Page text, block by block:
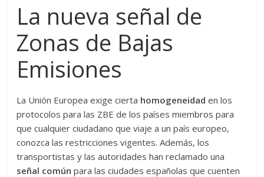
La nueva señal de
Zonas de Bajas
Emisiones
La Unión Europea exige cierta homogeneidad en los
protocolos para las ZBE de los países miembros para
que cualquier ciudadano que viaje a un país europeo,
conozca las restricciones vigentes. Además, los
transportistas y las autoridades han reclamado una
señal común para las ciudades españolas que cuenten